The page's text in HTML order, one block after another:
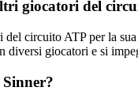
giocatori del
circuito ATP per la
giocatori e si